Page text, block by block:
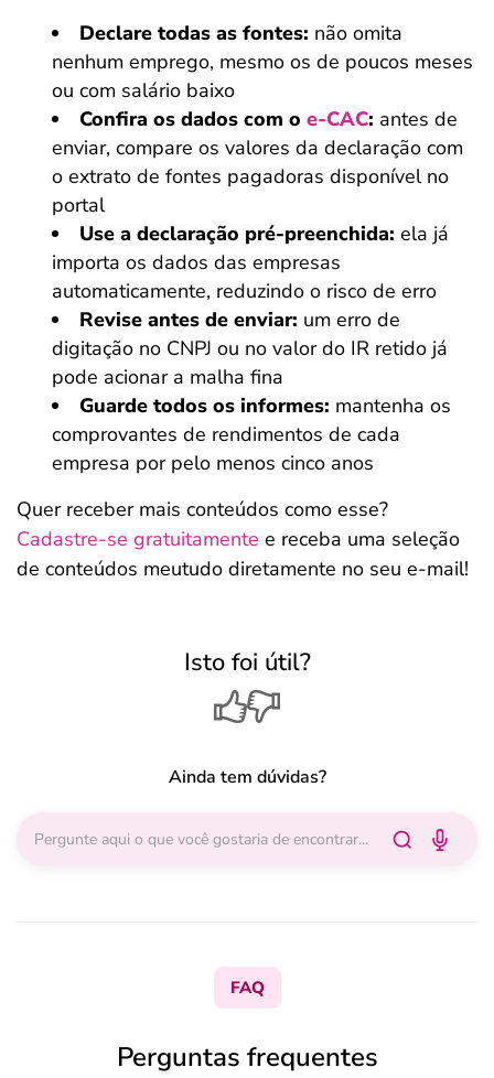
Declare todas as fontes: não omita
nenhum emprego, mesmo os de poucos meses
ou com salário baixo
Confira os dados com o e-CAC: antes de
enviar, compare os valores da declaração com
o extrato de fontes pagadoras disponível no
portal
Use a declaração pré-preenchida: ela já
importa os dados das empresas
automaticamente, reduzindo o risco de erro
Revise antes de enviar: um erro de
digitação no CNPJ ou no valor do IR retido já
pode acionar a malha fina
Guarde todos os informes: mantenha os
comprovantes de rendimentos de cada
empresa por pelo menos cinco anos
Quer receber mais conteúdos como esse?
Cadastre-se gratuitamente e receba uma seleção
de conteúdos meutudo diretamente no seu e-mail!
Isto foi útil?
Ainda tem dúvidas?
FAQ
Perguntas frequentes